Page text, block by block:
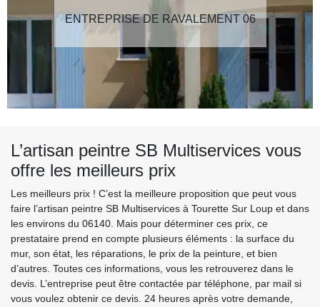
ENTREPRISE DE RAVALEMENT 06
L’artisan peintre SB Multiservices vous
offre les meilleurs prix
Les meilleurs prix ! C’est la meilleure proposition que peut vous
faire l’artisan peintre SB Multiservices à Tourette Sur Loup et dans
les environs du 06140. Mais pour déterminer ces prix, ce
prestataire prend en compte plusieurs éléments : la surface du
mur, son état, les réparations, le prix de la peinture, et bien
d’autres. Toutes ces informations, vous les retrouverez dans le
devis. L’entreprise peut être contactée par téléphone, par mail si
vous voulez obtenir ce devis. 24 heures après votre demande,